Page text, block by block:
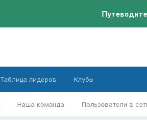
Наша команда Пользователи в
Таблица лидеров Клубы